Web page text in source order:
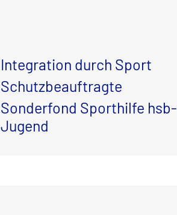
Integration durch Sport
Schutzbeauftragte
Sonderfond Sporthilfe hsb-
Jugend